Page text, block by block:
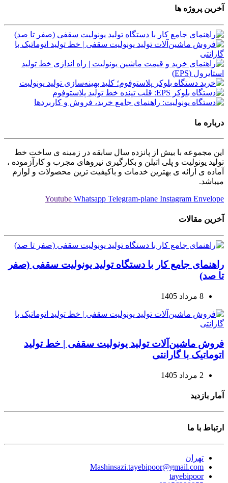
آخرین پروژه ها
درباره ما
این مجموعه با بیش از پانزده سال سابقه در زمینه ی ساخت خط
تولید یونولیت و پلی اتیلن و بکارگیری نیروهای مجرب و کارآزموده ،
آماده ی ارائه ی بهترین خدمات و باکیفیت ترین محصولات و لوازم
میباشد.
Youtube Whatsapp Telegram-plane Instagram Envelope
آخرین مقالات
راهنمای جامع کار با دستگاه تولید یونولیت سقفی (صفر
تا صد)
8 مرداد 1405
فروش ماشین‌آلات تولید یونولیت سقفی | خط تولید
اتوماتیک با گارانتی
2 مرداد 1405
آمار بازدید
ارتباط با ما
تهران
Mashinsazi.tayebipoor@gmail.com
tayebipoor